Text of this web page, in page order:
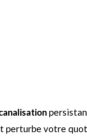
perturbe votre